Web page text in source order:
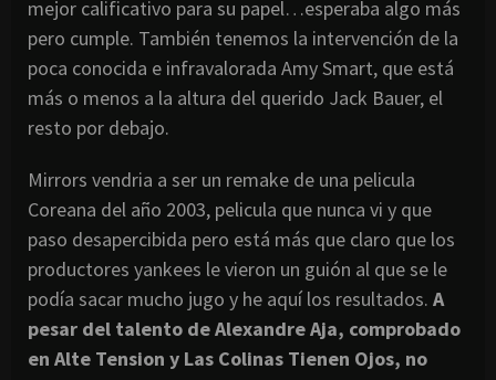
mejor calificativo para su papel…esperaba algo más
pero cumple. También tenemos la intervención de la
poca conocida e infravalorada Amy Smart, que está
más o menos a la altura del querido Jack Bauer, el
resto por debajo.
Mirrors vendria a ser un remake de una pelicula
Coreana del año 2003, pelicula que nunca vi y que
paso desapercibida pero está más que claro que los
productores yankees le vieron un guión al que se le
podía sacar mucho jugo y he aquí los resultados. A
pesar del talento de Alexandre Aja, comprobado
en Alte Tension y Las Colinas Tienen Ojos, no